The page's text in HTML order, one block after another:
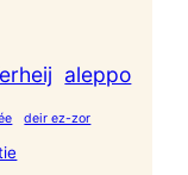
aleppo
deir ez-zor